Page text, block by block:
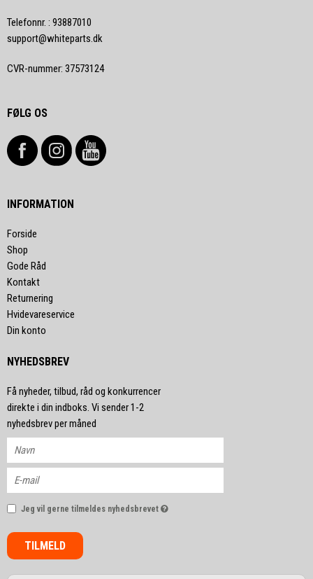
Telefonnr. : 93887010
support@whiteparts.dk
CVR-nummer: 37573124
FØLG OS
INFORMATION
Forside
Shop
Gode Råd
Kontakt
Returnering
Hvidevareservice
Din konto
NYHEDSBREV
Få nyheder, tilbud, råd og konkurrencer
direkte i din indboks. Vi sender 1-2
nyhedsbrev per måned
Jeg vil gerne tilmeldes nyhedsbrevet
TILMELD